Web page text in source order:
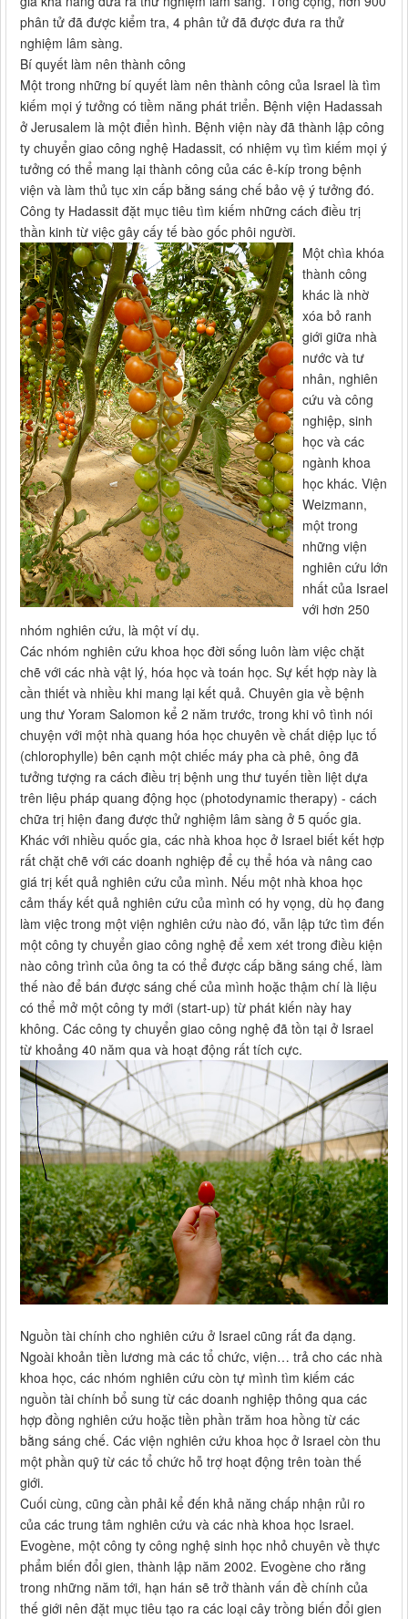
phân tử đã được kiểm tra, 4 phân tử đã được đưa ra thử
nghiệm lâm sàng.
Bí quyết làm nên thành công
Một trong những bí quyết làm nên thành công của Israel là tìm
kiếm mọi ý tưởng có tiềm năng phát triển. Bệnh viện Hadassah
ở Jerusalem là một điển hình. Bệnh viện này đã thành lập công
ty chuyển giao công nghệ Hadassit, có nhiệm vụ tìm kiếm mọi ý
tưởng có thể mang lại thành công của các ê-kíp trong bệnh
viện và làm thủ tục xin cấp bằng sáng chế bảo vệ ý tưởng đó.
Công ty Hadassit đặt mục tiêu tìm kiếm những cách điều trị
thần kinh từ việc gây cấy tế bào gốc phôi người.
Một chìa khóa
thành công
khác là nhờ
xóa bỏ ranh
giới giữa nhà
nước và tư
nhân, nghiên
cứu và công
nghiệp, sinh
học và các
ngành khoa
học khác. Viện
Weizmann,
một trong
những viện
nghiên cứu lớn
nhất của Israel
với hơn 250
nhóm nghiên cứu, là một ví dụ.
Các nhóm nghiên cứu khoa học đời sống luôn làm việc chặt
chẽ với các nhà vật lý, hóa học và toán học. Sự kết hợp này là
cần thiết và nhiều khi mang lại kết quả. Chuyên gia về bệnh
ung thư Yoram Salomon kể 2 năm trước, trong khi vô tình nói
chuyện với một nhà quang hóa học chuyên về chất diệp lục tố
(chlorophylle) bên cạnh một chiếc máy pha cà phê, ông đã
tưởng tượng ra cách điều trị bệnh ung thư tuyến tiền liệt dựa
trên liệu pháp quang động học (photodynamic therapy) - cách
chữa trị hiện đang được thử nghiệm lâm sàng ở 5 quốc gia.
Khác với nhiều quốc gia, các nhà khoa học ở Israel biết kết hợp
rất chặt chẽ với các doanh nghiệp để cụ thể hóa và nâng cao
giá trị kết quả nghiên cứu của mình. Nếu một nhà khoa học
cảm thấy kết quả nghiên cứu của mình có hy vọng, dù họ đang
làm việc trong một viện nghiên cứu nào đó, vẫn lập tức tìm đến
một công ty chuyển giao công nghệ để xem xét trong điều kiện
nào công trình của ông ta có thể được cấp bằng sáng chế, làm
thế nào để bán được sáng chế của mình hoặc thậm chí là liệu
có thể mở một công ty mới (start-up) từ phát kiến này hay
không. Các công ty chuyển giao công nghệ đã tồn tại ở Israel
từ khoảng 40 năm qua và hoạt động rất tích cực.
Nguồn tài chính cho nghiên cứu ở Israel cũng rất đa dạng.
Ngoài khoản tiền lương mà các tổ chức, viện… trả cho các nhà
khoa học, các nhóm nghiên cứu còn tự mình tìm kiếm các
nguồn tài chính bổ sung từ các doanh nghiệp thông qua các
hợp đồng nghiên cứu hoặc tiền phần trăm hoa hồng từ các
bằng sáng chế. Các viện nghiên cứu khoa học ở Israel còn thu
một phần quỹ từ các tổ chức hỗ trợ hoạt động trên toàn thế
giới.
Cuối cùng, cũng cần phải kể đến khả năng chấp nhận rủi ro
của các trung tâm nghiên cứu và các nhà khoa học Israel.
Evogène, một công ty công nghệ sinh học nhỏ chuyên về thực
phẩm biến đổi gien, thành lập năm 2002. Evogène cho rằng
trong những năm tới, hạn hán sẽ trở thành vấn đề chính của
thế giới nên đặt mục tiêu tạo ra các loại cây trồng biến đổi gien